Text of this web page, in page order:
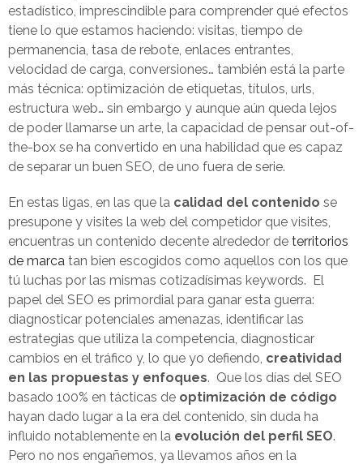
estadístico, imprescindible para comprender qué efectos
tiene lo que estamos haciendo: visitas, tiempo de
permanencia, tasa de rebote, enlaces entrantes,
velocidad de carga, conversiones… también está la parte
más técnica: optimización de etiquetas, títulos, urls,
estructura web… sin embargo y aunque aún queda lejos
de poder llamarse un arte, la capacidad de pensar out-of-
the-box se ha convertido en una habilidad que es capaz
de separar un buen SEO, de uno fuera de serie.
En estas ligas, en las que la calidad del contenido se
presupone y visites la web del competidor que visites,
encuentras un contenido decente alrededor de territorios
de marca tan bien escogidos como aquellos con los que
tú luchas por las mismas cotizadísimas keywords. El
papel del SEO es primordial para ganar esta guerra:
diagnosticar potenciales amenazas, identificar las
estrategias que utiliza la competencia, diagnosticar
cambios en el tráfico y, lo que yo defiendo, creatividad
en las propuestas y enfoques. Que los días del SEO
basado 100% en tácticas de optimización de código
hayan dado lugar a la era del contenido, sin duda ha
influido notablemente en la evolución del perfil SEO.
Pero no nos engañemos, ya llevamos años en la